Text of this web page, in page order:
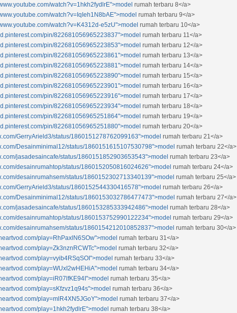
watch?v=1hkh2fydlrE">model rumah terbaru 8</a>
watch?v=IqIeh1N8bAE">model rumah terbaru 9</a>
watch?v=K4312d-e5zU">model rumah terbaru 10</a>
pin/822681056965223837">model rumah terbaru 11</a>
pin/822681056965223853">model rumah terbaru 12</a>
pin/822681056965223861">model rumah terbaru 13</a>
pin/822681056965223881">model rumah terbaru 14</a>
pin/822681056965223890">model rumah terbaru 15</a>
pin/822681056965223901">model rumah terbaru 16</a>
pin/822681056965223916">model rumah terbaru 17</a>
pin/822681056965223934">model rumah terbaru 18</a>
pin/822681056965251864">model rumah terbaru 19</a>
pin/822681056965251880">model rumah terbaru 20</a>
GerryArield3/status/1860151278762099163">model rumah terbaru 21</a>
Desainminimal12/status/1860151615107530798">model rumah terbaru 22</a>
jasadesaincafe/status/1860151852903653543">model rumah terbaru 23</a>
desainrumahtop/status/1860152050816024626">model rumah terbaru 24</a>
desainrumahsem/status/1860152302713340139">model rumah terbaru 25</a>
GerryArield3/status/1860152544330416578">model rumah terbaru 26</a>
Desainminimal12/status/1860153032786477473">model rumah terbaru 27</a>
jasadesaincafe/status/1860153285333942486">model rumah terbaru 28</a>
desainrumahtop/status/1860153752990122234">model rumah terbaru 29</a>
desainrumahsem/status/1860154212010852837">model rumah terbaru 30</a>
play=RhPaxlN6SOw">model rumah terbaru 31</a>
play=Zk3nznRCWTc">model rumah terbaru 32</a>
play=vyib4RSqSOI">model rumah terbaru 33</a>
play=WUxI2wHEHiA">model rumah terbaru 34</a>
play=iR07lfKE94I">model rumah terbaru 35</a>
play=sKfzvz1q94s">model rumah terbaru 36</a>
play=mlR4XN5JGoY">model rumah terbaru 37</a>
play=1hkh2fydlrE">model rumah terbaru 38</a>